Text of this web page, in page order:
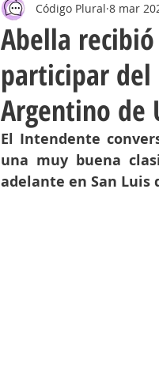
Abella
participar del
Argentino de
Código Plural 8 mar
El Intendente
una muy buena
adelante en San Luis